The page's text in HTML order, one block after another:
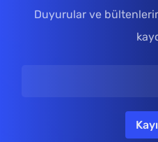
Duyurular ve